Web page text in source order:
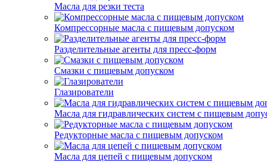
Масла для резки теста
Компрессорные масла с пищевым допуском
Разделительные агенты для пресс-форм
Смазки с пищевым допуском
Глазирователи
Масла для гидравлических систем с пищевым
Редукторные масла с пищевым допуском
Масла для цепей с пищевым допуском